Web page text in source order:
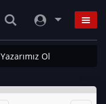
Yazarımız Ol